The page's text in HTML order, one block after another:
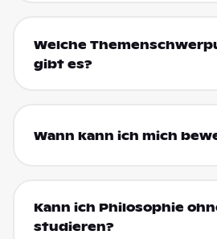
Welche
gibt es?
Wann kann ich mich
Kann ich Philosophie
studieren?